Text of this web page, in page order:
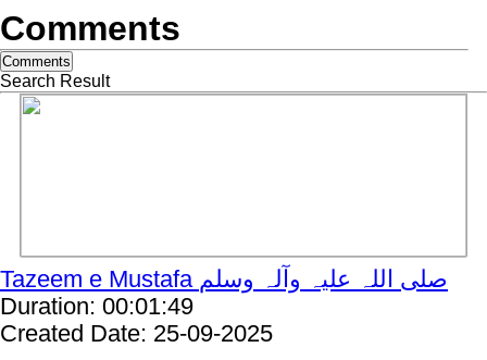
Comments
Comments
Search Result
Tazeem e Mustafa صلی اللہ علیہ وآلہ وسلم
Duration: 00:01:49
Created Date: 25-09-2025